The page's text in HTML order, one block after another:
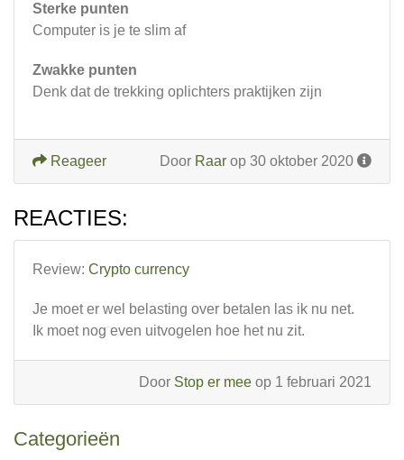
Categorieën
Sterke punten
Computer is je te slim af
Zwakke punten
Denk dat de trekking oplichters praktijken zijn
Door Raar op 30 oktober 2020
Reageer
REACTIES:
Review: Crypto currency
Je moet er wel belasting over betalen las ik nu net.
Ik moet nog even uitvogelen hoe het nu zit.
Door Stop er mee op 1 februari 2021